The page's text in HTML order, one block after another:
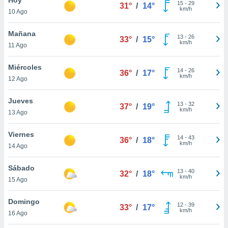
en
más
nuestra
de
cookies
aceptar
10 Ago
31° / 14° 15- 29
km/h
Mañana
11 Ago
33° / 15° 13- 26
km/h
Miércoles
12 Ago
36° / 17° 14- 26
km/h
Jueves
13 Ago
37° / 19° 13- 32
km/h
Viernes
14 Ago
36° / 18° 14- 43
km/h
Sábado
15 Ago
32° / 18° 13- 40
km/h
Domingo
16 Ago
33° / 17° 12- 39
km/h